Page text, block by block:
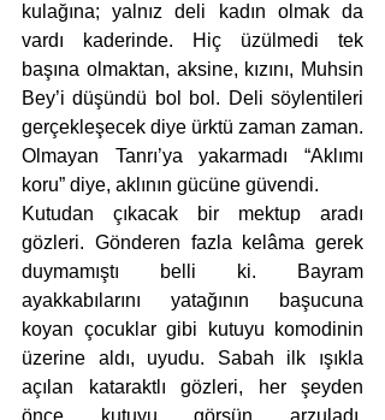
kulağına; yalnız deli kadın olmak da
vardı kaderinde. Hiç üzülmedi tek
başına olmaktan, aksine, kızını, Muhsin
Bey’i düşündü bol bol. Deli söylentileri
gerçekleşecek diye ürktü zaman zaman.
Olmayan Tanrı’ya yakarmadı “Aklımı
koru” diye, aklının gücüne güvendi.
Kutudan çıkacak bir mektup aradı
gözleri. Gönderen fazla kelâma gerek
duymamıştı belli ki. Bayram
ayakkabılarını yatağının başucuna
koyan çocuklar gibi kutuyu komodinin
üzerine aldı, uyudu. Sabah ilk ışıkla
açılan kataraktlı gözleri, her şeyden
önce kutuyu görsün arzuladı.